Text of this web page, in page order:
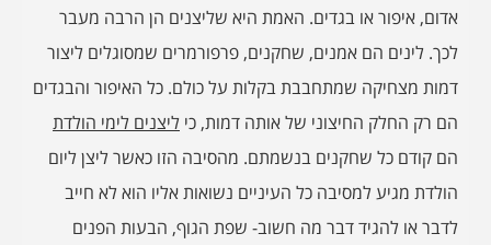
אדום, איפור או בגדים. האמת היא שליצנים הן הרבה מעבר
לכך. לינים הם אמנים, שחקנים, פרפורמרים שמסוגלים ליצור
דמות מצחיקה שמתחבבת בקלות על כולם. כל האיפור והבגדים
הם רק החלק החיצוני של אותה דמות, כי ליצנים לימי הולדת
הם קודם כל שחקנים בנשמתם. מהסיבה הזו כאשר ליצן ליום
הולדת מגיע למסיבה כל העיניים נשואות אליו הוא לא חייב
לדבר או להגיד דבר מה חשוב- שפת הגוף, הבעות הפנים